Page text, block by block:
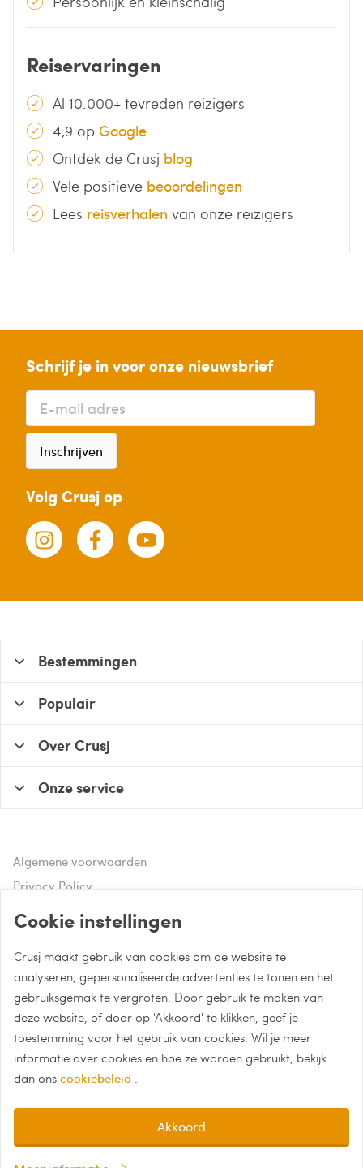
Reiservaringen
Al 10.000+ tevreden reizigers
4,9 op Google
Ontdek de Crusj blog
Vele positieve beoordelingen
Lees reisverhalen van onze reizigers
Schrijf je in voor onze nieuwsbrief
Inschrijven
Volg Crusj op
Hulp of advies nodig?
Bel naar 085 - 0043 015
Whatsapp met Crusj
info@crusj.com
Bestemmingen
Populair
Over Crusj
Onze service
Algemene voorwaarden
Privacy Policy
Disclaimer
Cookie instellingen
Crusj maakt gebruik van cookies om de website te
analyseren, gepersonaliseerde advertenties te tonen en het
gebruiksgemak te vergroten. Door gebruik te maken van
deze website, of door op 'Akkoord' te klikken, geef je
toestemming voor het gebruik van cookies. Wil je meer
informatie over cookies en hoe ze worden gebruikt, bekijk
dan ons cookiebeleid .
Akkoord